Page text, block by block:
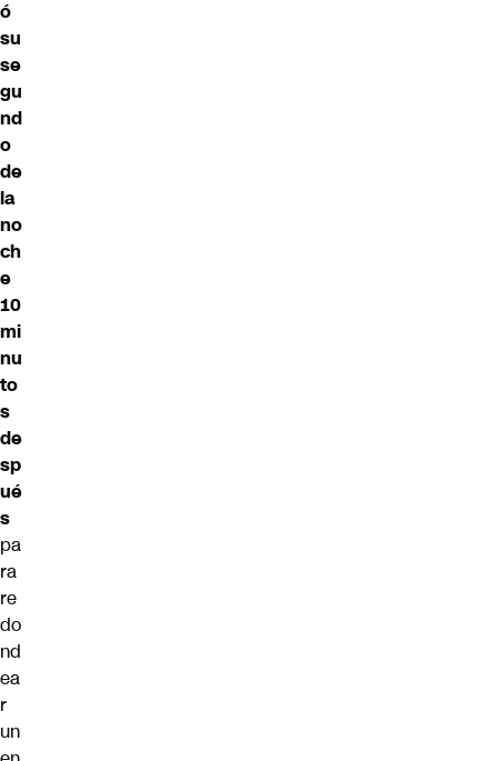
ó
su
se
gu
nd
o
de
la
no
ch
e
10
mi
nu
to
s
de
sp
ué
s
pa
ra
re
do
nd
ea
r
un